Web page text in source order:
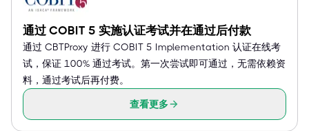
通过 COBIT 5 实施认证考试并在通过后付款
通过 CBTProxy 进行 COBIT 5 Implementation 认证在线考
试，保证 100% 通过考试。第一次尝试即可通过，无需依赖资
料，通过考试后再付费。
查看更多